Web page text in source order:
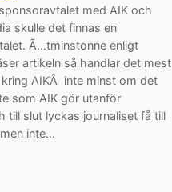
med AIK och
skulle det finnas en
Ã…tminstonne enligt
artikeln så handlar det mest
AIKÂ inte minst om det
som AIK gör utanför
till slut lyckas journaliset få till
inte…